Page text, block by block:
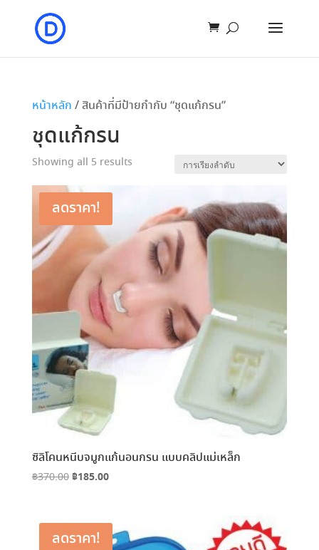
หน้าหลัก / สินค้าที่มีป้ายกำกับ “ชุดแก้กรน”
ชุดแก้กรน
Showing all 5 results
ลดราคา!
ซิลิโคนหนีบจมูกแก้นอนกรน แบบคลิปแม่เหล็ก
฿370.00 Original
฿370.00.
฿185.00Current
฿185.00.
ลดราคา!